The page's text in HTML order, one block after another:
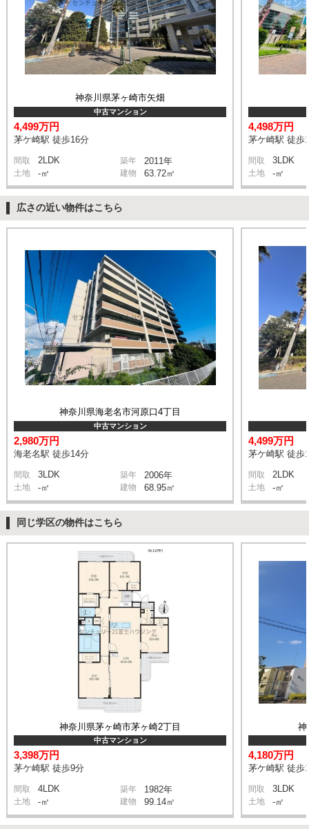
神奈川県茅ヶ崎市矢畑
中古マンション
4,499万円
茅ケ崎駅 徒歩16分
間取 2LDK 築年 2011年
土地 -㎡ 建物 63.72㎡
4,498万円
茅ケ崎駅 徒歩
間取 3LDK
土地 -㎡
広さの近い物件はこちら
神奈川県海老名市河原口4丁目
中古マンション
2,980万円
海老名駅 徒歩14分
間取 3LDK 築年 2006年
土地 -㎡ 建物 68.95㎡
4,499万円
茅ケ崎駅 徒歩
間取 2LDK
土地 -㎡
同じ学区の物件はこちら
神奈川県茅ヶ崎市茅ヶ崎2丁目
中古マンション
3,398万円
茅ケ崎駅 徒歩9分
間取 4LDK 築年 1982年
土地 -㎡ 建物 99.14㎡
神
4,180万円
茅ケ崎駅 徒歩
間取 3LDK
土地 -㎡